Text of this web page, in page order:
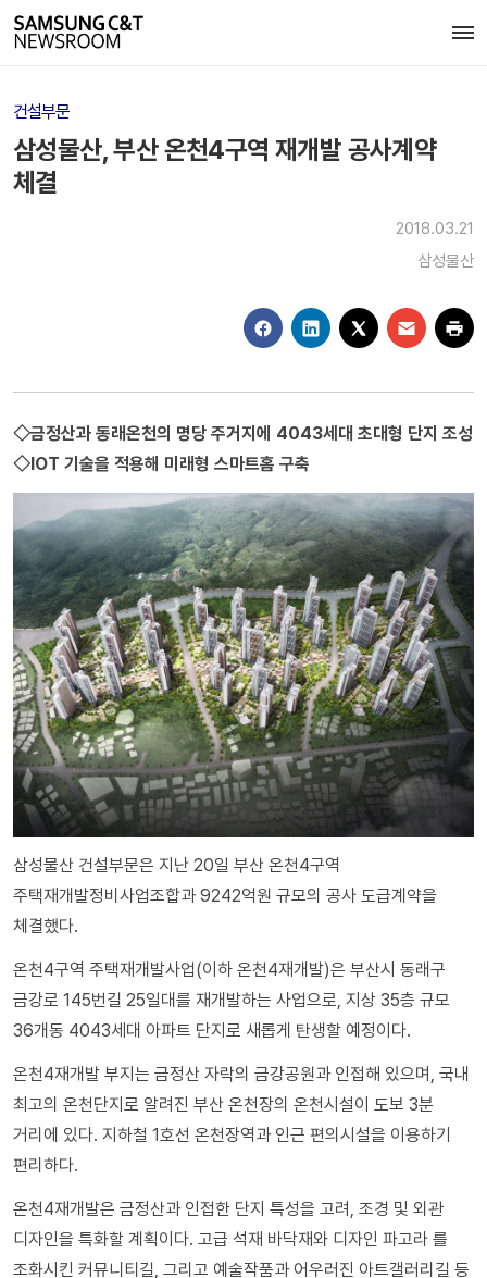
건설부문
삼성물산, 부산 온천4구역 재개발 공사계약
체결
2018.03.21
삼성물산
◇금정산과 동래온천의 명당 주거지에 4043세대 초대형 단지 조성
◇IOT 기술을 적용해 미래형 스마트홈 구축
삼성물산 건설부문은 지난 20일 부산 온천4구역
주택재개발정비사업조합과 9242억원 규모의 공사 도급계약을
체결했다.
온천4구역 주택재개발사업(이하 온천4재개발)은 부산시 동래구
금강로 145번길 25일대를 재개발하는 사업으로, 지상 35층 규모
36개동 4043세대 아파트 단지로 새롭게 탄생할 예정이다.
온천4재개발 부지는 금정산 자락의 금강공원과 인접해 있으며, 국내
최고의 온천단지로 알려진 부산 온천장의 온천시설이 도보 3분
거리에 있다. 지하철 1호선 온천장역과 인근 편의시설을 이용하기
편리하다.
온천4재개발은 금정산과 인접한 단지 특성을 고려, 조경 및 외관
디자인을 특화할 계획이다. 고급 석재 바닥재와 디자인 파고라 를
조화시킨 커뮤니티길, 그리고 예술작품과 어우러진 아트갤러리길 등